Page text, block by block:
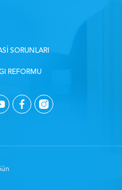
SORUNLARI
REFORMU